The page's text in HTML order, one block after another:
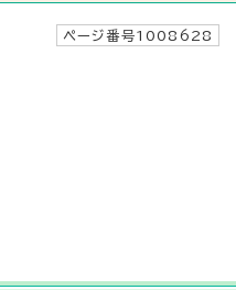
ページ番号1008628